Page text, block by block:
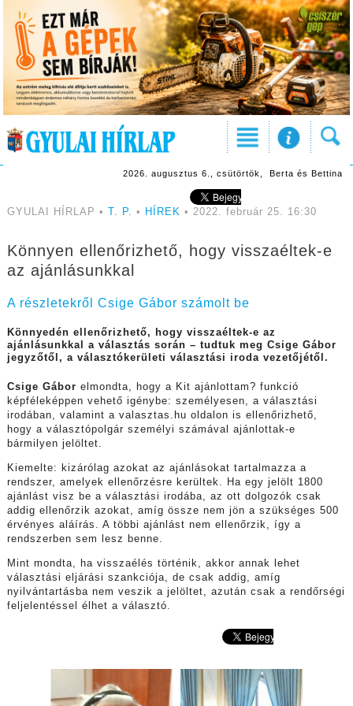
2026. augusztus 6., csütörtök, Berta és Bettina
GYULAI HÍRLAP • T. P. • HÍREK • 2022. február 25. 16:30
Könnyen ellenőrizhető, hogy visszaéltek-e
az ajánlásunkkal
A részletekről Csige Gábor számolt be
Könnyedén ellenőrizhető, hogy visszaéltek-e az
ajánlásunkkal a választás során – tudtuk meg Csige Gábor
jegyzőtől, a választókerületi választási iroda vezetőjétől.
Csige Gábor elmondta, hogy a Kit ajánlottam? funkció
képféleképpen vehető igénybe: személyesen, a választási
irodában, valamint a valasztas.hu oldalon is ellenőrizhető,
hogy a választópolgár személyi számával ajánlottak-e
bármilyen jelöltet.
Kiemelte: kizárólag azokat az ajánlásokat tartalmazza a
rendszer, amelyek ellenőrzésre kerültek. Ha egy jelölt 1800
ajánlást visz be a választási irodába, az ott dolgozók csak
addig ellenőrzik azokat, amíg össze nem jön a szükséges 500
érvényes aláírás. A többi ajánlást nem ellenőrzik, így a
rendszerben sem lesz benne.
Mint mondta, ha visszaélés történik, akkor annak lehet
választási eljárási szankciója, de csak addig, amíg
nyilvántartásba nem veszik a jelöltet, azután csak a rendőrségi
feljelentéssel élhet a választó.